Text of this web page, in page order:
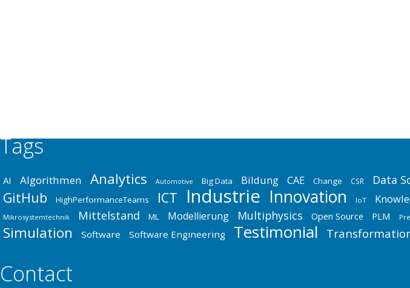
Tags
AI Algorithmen Analytics Automotive Big Data Bildung CAE Change CSR Data
GitHub HighPerformanceTeams ICT Industrie Innovation IoT
Mikrosystemtechnik Mittelstand ML Modellierung Multiphysics Open Source PLM
Simulation Software Software Engineering Testimonial
Contact